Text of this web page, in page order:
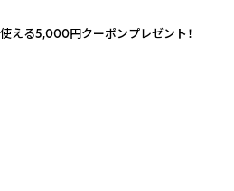
える5,000円クーポンプレゼント！